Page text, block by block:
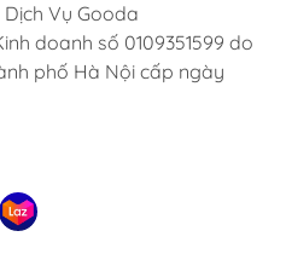
Vụ Gooda
doanh số 0109351599 do
phố Hà Nội cấp ngày